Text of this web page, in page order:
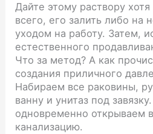
Дайте этому раствору
всего, его залить либо на
уходом на работу. Затем,
естественного
Что за метод? А как
создания приличного
Набираем все раковины,
ванну и унитаз под
одновременно открываем
канализацию.